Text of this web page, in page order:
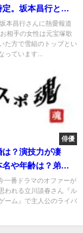
。坂本昌行と結
本昌行さんに熱愛報道
相手の女性は元宝塚歌
た方で雪組のトップとい
っています...
俳優
は？演技力が凄
名や年齢は？弟子
一番ドラマのオファーが
われる立川談春さん『ル
ーム』で主人公のライバ